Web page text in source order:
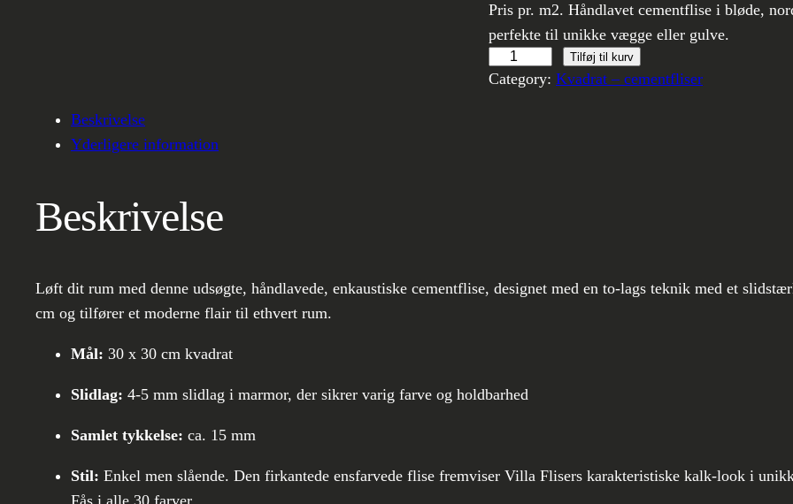
Pris pr. m2. Håndlavet cementflise i bløde,
perfekte til unikke vægge eller gulve.
Håndlavet
cementflise
Tilføj til kurv
Category: Kvadrat – cementfliser
Beskrivelse
Yderligere information
Beskrivelse
Løft dit rum med denne udsøgte, håndlavede, enkaustiske cementflise, designet med en to-lags teknik med et
cm og tilfører et moderne flair til ethvert rum.
Mål: 30 x 30 cm kvadrat
Slidlag: 4-5 mm slidlag i marmor, der sikrer varig farve og holdbarhed
Samlet tykkelse: ca. 15 mm
Stil: Enkel men slående. Den firkantede ensfarvede flise fremviser Villa Flisers karakteristiske kalk-look i
Fås i alle 30 farver.